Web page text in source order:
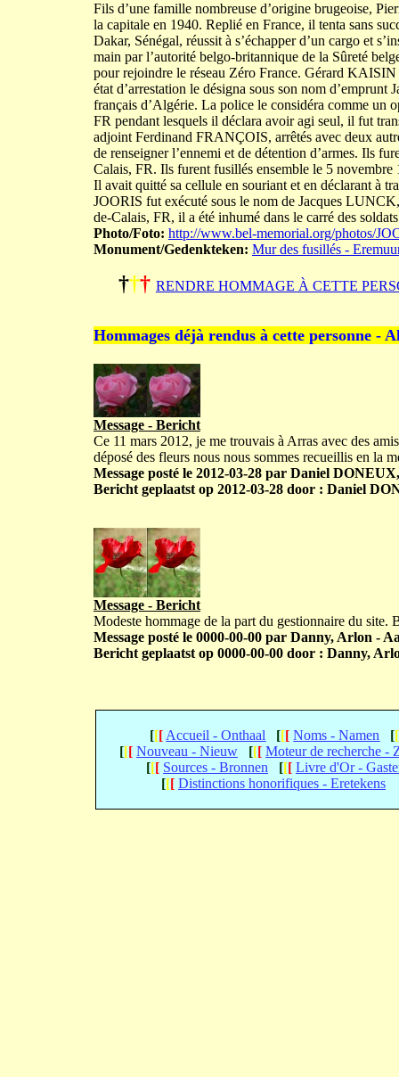
Fils d’une famille nombreuse d’origine brugeoise,
la capitale en 1940. Replié en France, il tenta sans
Dakar, Sénégal, réussit à s’échapper d’un cargo et
main par l’autorité belgo-britannique de la Sûreté
pour rejoindre le réseau Zéro France. Gérard
état d’arrestation le désigna sous son nom
français d’Algérie. La police le considéra comme un
FR pendant lesquels il déclara avoir agi seul, il fut
adjoint Ferdinand FRANÇOIS, arrêtés avec deux
de renseigner l’ennemi et de détention d’armes. Ils
Calais, FR. Ils furent fusillés ensemble le 5 novembre
Il avait quitté sa cellule en souriant et en déclarant à
JOORIS fut exécuté sous le nom de Jacques
de-Calais, FR, il a été inhumé dans le carré des
Photo/Foto: http://www.bel-memorial.org/photos/
Monument/Gedenkteken: Mur des fusillés -
††† RENDRE HOMMAGE À CETTE
Hommages déjà rendus à cette personne -
Message - Bericht
Ce 11 mars 2012, je me trouvais à Arras avec des
déposé des fleurs nous nous sommes recueillis en la
Message posté le 2012-03-28 par Daniel
Bericht geplaatst op 2012-03-28 door : Daniel
Message - Bericht
Modeste hommage de la part du gestionnaire du site.
Message posté le 0000-00-00 par Danny, Arlon -
Bericht geplaatst op 0000-00-00 door : Danny,
[[[ Accueil - Onthaal [[[ Noms - Namen [[
[[[ Nouveau - Nieuw [[[ Moteur de recherche -
[[[ Sources - Bronnen [[[ Livre d'Or -
[[[ Distinctions honorifiques - Eretekens